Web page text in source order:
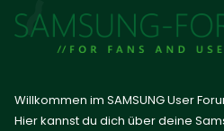
Willkommen im SAMSUNG User
Hier kannst du dich über deine